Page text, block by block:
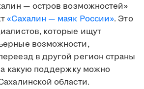
— остров возможностей»
«Сахалин — маяк России». Это
которые ищут
возможности,
в другой регион страны
какую поддержку можно
области.